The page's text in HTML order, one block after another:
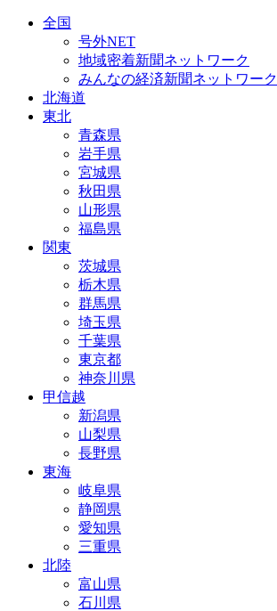
全国
号外NET
地域密着新聞ネットワーク
みんなの経済新聞ネットワーク
北海道
東北
青森県
岩手県
宮城県
秋田県
山形県
福島県
関東
茨城県
栃木県
群馬県
埼玉県
千葉県
東京都
神奈川県
甲信越
新潟県
山梨県
長野県
東海
岐阜県
静岡県
愛知県
三重県
北陸
富山県
石川県